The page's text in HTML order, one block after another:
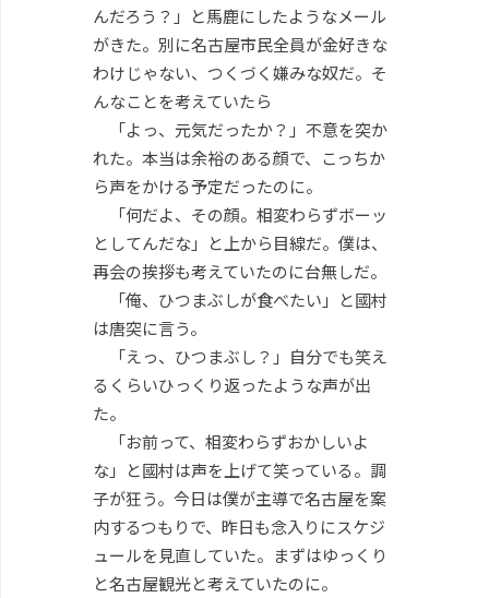
んだろう？」と馬鹿にしたようなメール
がきた。別に名古屋市民全員が金好きな
わけじゃない、つくづく嫌みな奴だ。そ
んなことを考えていたら
「よっ、元気だったか？」不意を突か
れた。本当は余裕のある顔で、こっちか
ら声をかける予定だったのに。
「何だよ、その顔。相変わらずボーッ
としてんだな」と上から目線だ。僕は、
再会の挨拶も考えていたのに台無しだ。
「俺、ひつまぶしが食べたい」と國村
は唐突に言う。
「えっ、ひつまぶし？」自分でも笑え
るくらいひっくり返ったような声が出
た。
「お前って、相変わらずおかしいよ
な」と國村は声を上げて笑っている。調
子が狂う。今日は僕が主導で名古屋を案
内するつもりで、昨日も念入りにスケジ
ュールを見直していた。まずはゆっくり
と名古屋観光と考えていたのに。